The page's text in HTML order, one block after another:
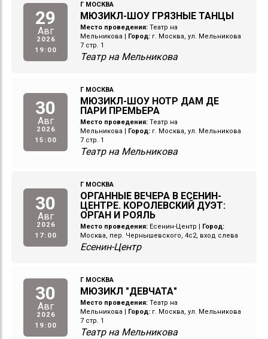
29
Авг
2026
19:00
Г МОСКВА
МЮЗИКЛ-ШОУ ГРЯЗНЫЕ ТАНЦЫ
Место проведения: Театр на
Мельникова
Город: г. Москва, ул. Мельникова
7 стр. 1
Театр на Мельникова
30
Авг
2026
15:00
Г МОСКВА
МЮЗИКЛ-ШОУ НОТР ДАМ ДЕ
ПАРИ ПРЕМЬЕРА
Место проведения: Театр на
Мельникова
Город: г. Москва, ул. Мельникова
7 стр. 1
Театр на Мельникова
30
Авг
2026
17:00
Г МОСКВА
ОРГАННЫЕ ВЕЧЕРА В ЕСЕНИН-
ЦЕНТРЕ. КОРОЛЕВСКИЙ ДУЭТ:
ОРГАН И РОЯЛЬ
Место проведения: Есенин-Центр
Город:
Москва, пер. Чернышевского, 4с2, вход слева
Есенин-Центр
30
Авг
2026
19:00
Г МОСКВА
МЮЗИКЛ "ДЕВЧАТА"
Место проведения: Театр на
Мельникова
Город: г. Москва, ул. Мельникова
7 стр. 1
Театр на Мельникова